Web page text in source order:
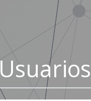
Usuarios